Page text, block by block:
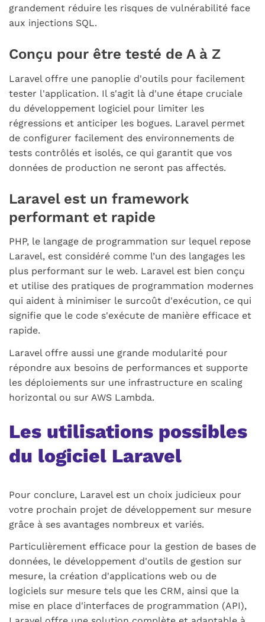
grandement réduire les risques de vulnérabilité face
aux injections SQL.
Conçu pour être testé de A à Z
Laravel offre une panoplie d'outils pour facilement
tester l'application. Il s'agit là d'une étape cruciale
du développement logiciel pour limiter les
régressions et anticiper les bogues. Laravel permet
de configurer facilement des environnements de
tests contrôlés et isolés, ce qui garantit que vos
données de production ne seront pas affectés.
Laravel est un framework
performant et rapide
PHP, le langage de programmation sur lequel repose
Laravel, est considéré comme l’un des langages les
plus performant sur le web. Laravel est bien conçu
et utilise des pratiques de programmation modernes
qui aident à minimiser le surcoût d'exécution, ce qui
signifie que le code s'exécute de manière efficace et
rapide.
Laravel offre aussi une grande modularité pour
répondre aux besoins de performances et supporte
les déploiements sur une infrastructure en scaling
horizontal ou sur AWS Lambda.
Les utilisations possibles
du logiciel Laravel
Pour conclure, Laravel est un choix judicieux pour
votre prochain projet de développement sur mesure
grâce à ses avantages nombreux et variés.
Particulièrement efficace pour la gestion de bases de
données, le développement d'outils de gestion sur
mesure, la création d'applications web ou de
logiciels sur mesure tels que les CRM, ainsi que la
mise en place d'interfaces de programmation (API),